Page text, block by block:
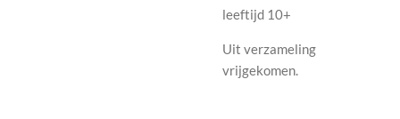
leeftijd 10+
Uit verzameling
vrijgekomen.